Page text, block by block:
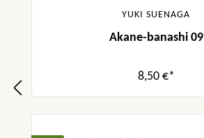
YUKI SUENAGA
Akane-banashi 09
8,50 €*